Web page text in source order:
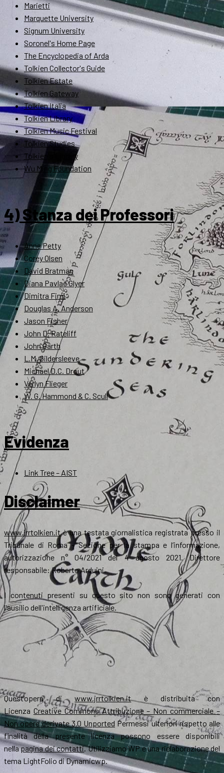
Marietti
Marquette University
Signum University
Soronel's Home Page
The Encyclopedia of Arda
Tolkien Collector's Guide
Tolkien Estate
Tolkien Gateway
Tolkien Italia
Tolkien Library
Tolkien Music Festival
Tolkien Studies
Tolkien's Library
Wu Ming Foundation
4) Stanza dei Professori
Anne Petty
Corey Olsen
David Bratman
Diana Pavlac Glyer
Dimitra Fimi
Douglas A. Anderson
Jason Fisher
John D. Rateliff
John Garth
L.M. Gildersleeve
Michael D.C. Drout
Verlyn Flieger
W. G. Hammond & C. Scull
Evidenza
Link Tree – AIST
Disclaimer
www.jrrtolkien.itè una testata giornalistica registrata presso il
Tribunale di Roma - Sezione per la stampa e l’informazione,
autorizzazione n° 04/2021 del 4 agosto 2021. Direttore
responsabile: Roberto Arduini.
I contenuti presenti su questo sito non sono generati con
l'ausilio dell'intelligenza artificiale.
Quest’opera diwww.jrrtolkien.itè distribuita con
Licenza Creative Commons Attribuzione – Non commerciale –
Non opere derivate 3.0 Unported Permessi ulteriori rispetto alle
finalità della presente licenza possono essere disponibili
nellapagina dei contatti. Utilizziamo WP e una rielaborazione del
tema LightFolio di Dynamicwp.